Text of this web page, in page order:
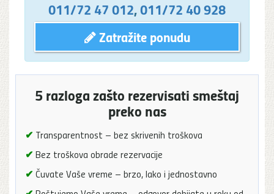
011/72 47 012,011/72 40 928
Zatražite ponudu
5 razloga zašto rezervisati smeštaj
preko nas
✔ Transparentnost – bez skrivenih troškova
✔ Bez troškova obrade rezervacije
✔ Čuvate Vaše vreme – brzo, lako i jednostavno